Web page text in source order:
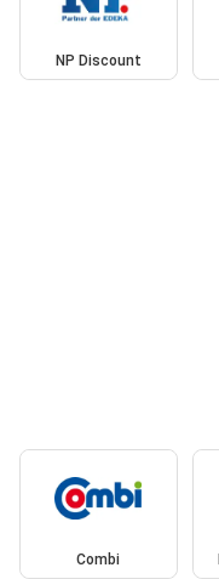
NP Discount
Combi